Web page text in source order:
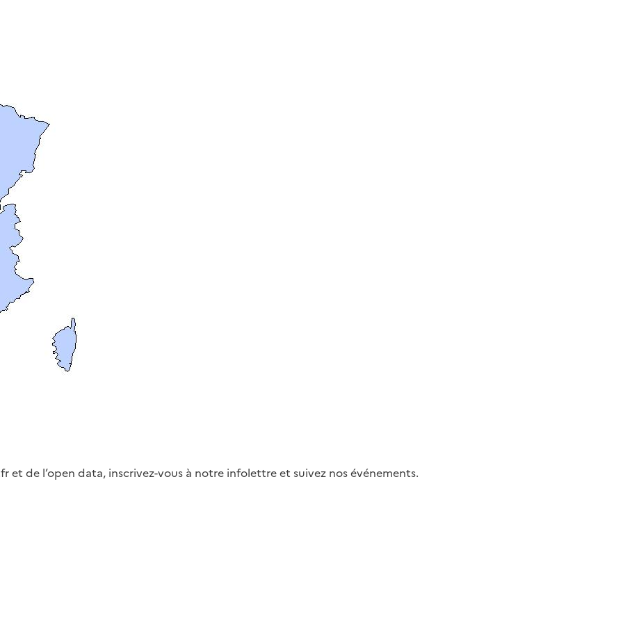
et de l’open data, inscrivez-vous à notre infolettre et suivez nos événements.